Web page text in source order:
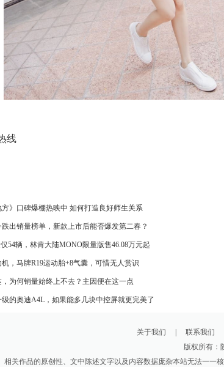
线
》口碑爆棚热映中 如何打造良好师生关系
出销量榜单，新款上市后能否爆发第二春？
54辆，林肯大陆MONO限量版售46.08万元起
，马牌R19运动胎+8气囊，可惜无人赏识
为何销量始终上不去？主因便在这一点
的奥迪A4L，如果能多几块中控屏就更完美了
关于我们 联系我们
版权所有：
相关作品的原创性、文中陈述文字以及内容数据庞杂本站无法一一